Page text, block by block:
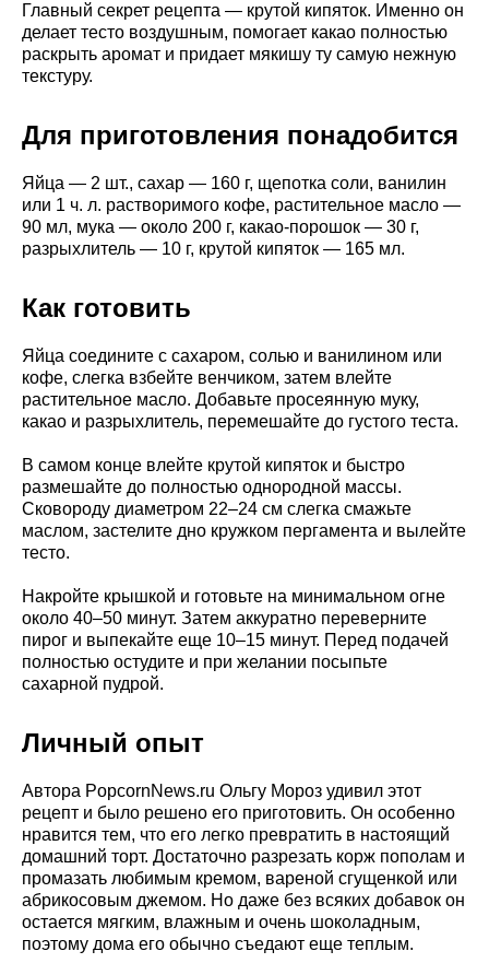
Главный секрет рецепта — крутой кипяток. Именно он
делает тесто воздушным, помогает какао полностью
раскрыть аромат и придает мякишу ту самую нежную
текстуру.
Для приготовления понадобится
Яйца — 2 шт., сахар — 160 г, щепотка соли, ванилин
или 1 ч. л. растворимого кофе, растительное масло —
90 мл, мука — около 200 г, какао-порошок — 30 г,
разрыхлитель — 10 г, крутой кипяток — 165 мл.
Как готовить
Яйца соедините с сахаром, солью и ванилином или
кофе, слегка взбейте венчиком, затем влейте
растительное масло. Добавьте просеянную муку,
какао и разрыхлитель, перемешайте до густого теста.
В самом конце влейте крутой кипяток и быстро
размешайте до полностью однородной массы.
Сковороду диаметром 22–24 см слегка смажьте
маслом, застелите дно кружком пергамента и вылейте
тесто.
Накройте крышкой и готовьте на минимальном огне
около 40–50 минут. Затем аккуратно переверните
пирог и выпекайте еще 10–15 минут. Перед подачей
полностью остудите и при желании посыпьте
сахарной пудрой.
Личный опыт
Автора PopcornNews.ru Ольгу Мороз удивил этот
рецепт и было решено его приготовить. Он особенно
нравится тем, что его легко превратить в настоящий
домашний торт. Достаточно разрезать корж пополам и
промазать любимым кремом, вареной сгущенкой или
абрикосовым джемом. Но даже без всяких добавок он
остается мягким, влажным и очень шоколадным,
поэтому дома его обычно съедают еще теплым.